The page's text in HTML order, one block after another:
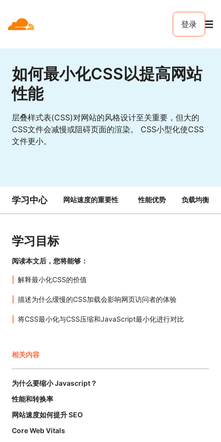
登录
如何最小化CSS以提高网站
性能
层叠样式表(CSS)对网站的风格设计至关重要，但大的
CSS文件会减慢或阻碍页面的渲染。 CSS小型化使CSS
文件更小。
学习中心 网站速度的重要性 性能优势 负载均衡
学习目标
阅读本文后，您将能够：
解释最小化CSS的价值
描述为什么缓慢的CSS加载会影响网页访问者的体验
将CSS最小化与CSS压缩和JavaScript最小化进行对比
相关内容
为什么要缩小 Javascript？
性能和转换率
网站速度如何提升 SEO
Core Web Vitals